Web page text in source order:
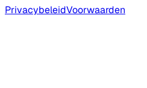
PrivacybeleidVoorwaarden